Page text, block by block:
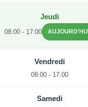
Jeudi
08:00 - 17:00 AUJOURD'HUI
Vendredi
08:00 - 17:00
Samedi